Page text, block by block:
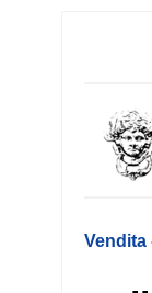
Vendita